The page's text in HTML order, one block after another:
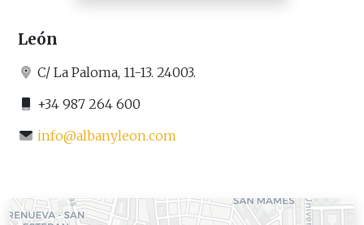
León
C/ La Paloma, 11-13. 24003.
+34 987 264 600
info@albanyleon.com